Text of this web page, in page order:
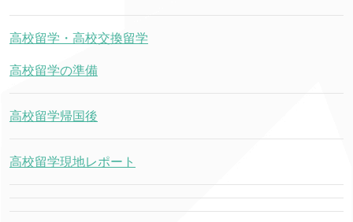
高校留学・高校交換留学
高校留学の準備
高校留学帰国後
高校留学現地レポート